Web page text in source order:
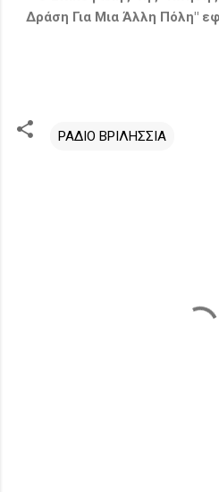
Δράση Για Μια Άλλη Πόλη"
ΡΑΔΙΟ ΒΡΙΛΗΣΣΙΑ